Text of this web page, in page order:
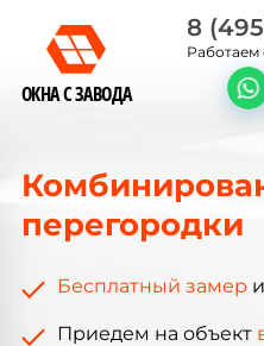
ОКНА С ЗАВОДА
8
Работаем
перегородки
Бесплатный замери
Приедем на объект